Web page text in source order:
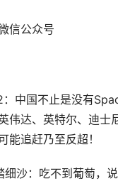
信公众号
中国不止是没有
伟达、英特尔、迪士
能追赶乃至反超！
细沙：吃不到葡萄，